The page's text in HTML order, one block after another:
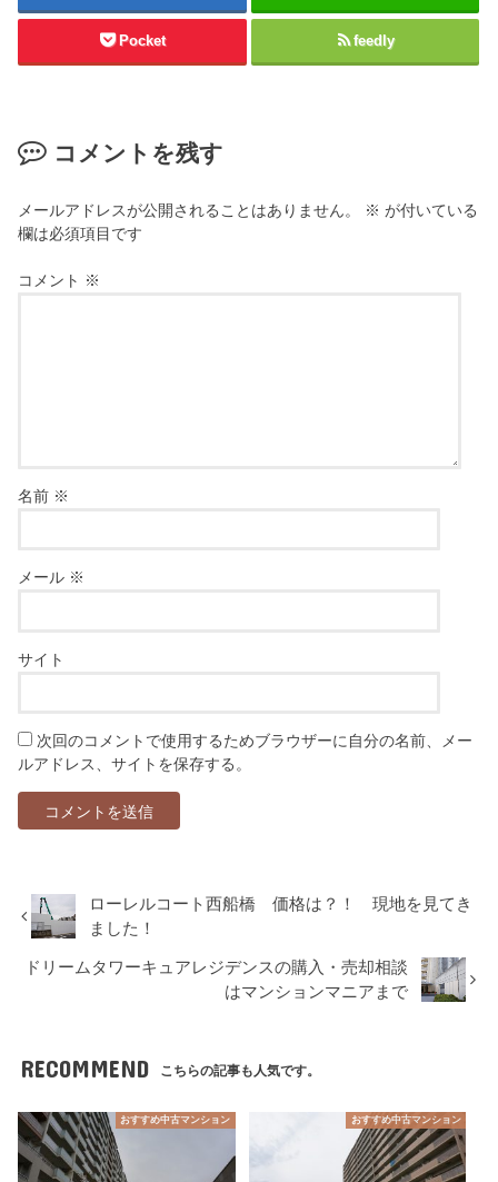
Pocket feedly
コメントを残す
メールアドレスが公開されることはありません。 ※ が付いている
欄は必須項目です
コメント ※
名前 ※
メール ※
サイト
次回のコメントで使用するためブラウザーに自分の名前、メー
ルアドレス、サイトを保存する。
ローレルコート西船橋 価格は？！ 現地を見てき
ました！
ドリームタワーキュアレジデンスの購入・売却相談
はマンションマニアまで
RECOMMEND こちらの記事も人気です。
おすすめ中古マンション おすすめ中古マンション